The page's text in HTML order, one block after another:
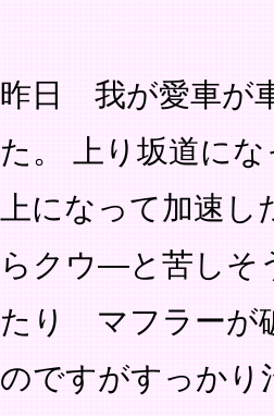
昨日 我が愛車が
た。 上り坂道に
上になって加速
らクウ―と苦しそ
たり マフラーが
のですがすっか